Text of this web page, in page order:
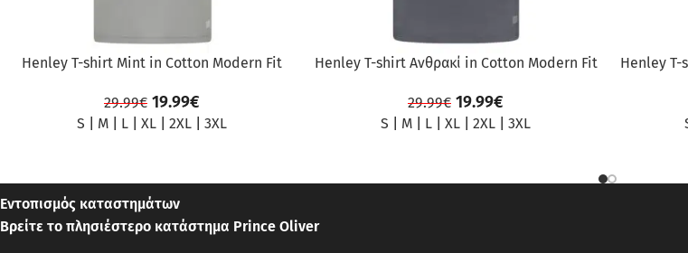
Henley T-shirt Mint in Cotton Modern Fit
29.99€ 19.99€
S M L XL 2XL 3XL
Henley T-shirt Ανθρακί in Cotton Modern Fit
29.99€ 19.99€
S M L XL 2XL 3XL
Henley T-
Εντοπισμός καταστημάτων
Βρείτε το πλησιέστερο κατάστημα Prince Oliver